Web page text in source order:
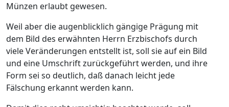
Münzen erlaubt gewesen.
Weil aber die augenblicklich gängige Prägung mit
dem Bild des erwähnten Herrn Erzbischofs durch
viele Veränderungen entstellt ist, soll sie auf ein Bild
und eine Umschrift zurückgeführt werden, und ihre
Form sei so deutlich, daß danach leicht jede
Fälschung erkannt werden kann.